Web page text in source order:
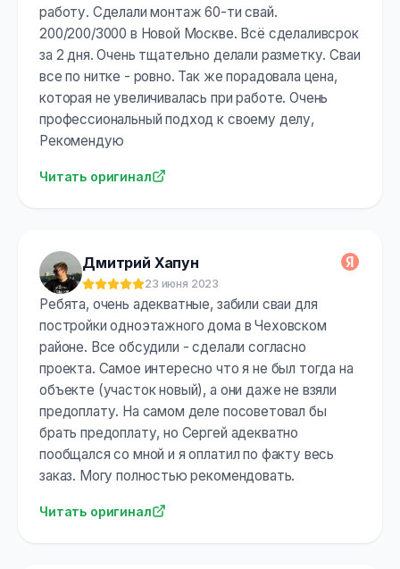
работу. Сделали монтаж 60-ти свай.
200/200/3000 в Новой Москве. Всё сделаливсрок
за 2 дня. Очень тщательно делали разметку. Сваи
все по нитке - ровно. Так же порадовала цена,
которая не увеличивалась при работе. Очень
профессиональный подход к своему делу,
Рекомендую
Читать оригинал
Дмитрий Хапун
Оценка:5из 523 июня 2023
Ребята, очень адекватные, забили сваи для
постройки одноэтажного дома в Чеховском
районе. Все обсудили - сделали согласно
проекта. Самое интересно что я не был тогда на
объекте (участок новый), а они даже не взяли
предоплату. На самом деле посоветовал бы
брать предоплату, но Сергей адекватно
пообщался со мной и я оплатил по факту весь
заказ. Могу полностью рекомендовать.
Читать оригинал